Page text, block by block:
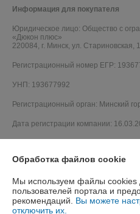
Информация для покупателя
Юридическое лицо: Общество с
«Дюкон плюс»
220084, г. Минск, ул. Стариновская,
Регистрационный номер ЕГР:
УНП: 193677992
Регистрационный орган: Минский
Дата регистрации компании:
Обработка файлов cookie
Мы используем файлы cookies
пользователей портала и
рекомендаций. Вы можете
отключить их.